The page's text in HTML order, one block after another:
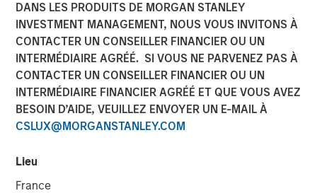
DANS LES PRODUITS DE MORGAN STANLEY
INVESTMENT MANAGEMENT, NOUS VOUS INVITONS À
CONTACTER UN CONSEILLER FINANCIER OU UN
INTERMÉDIAIRE AGRÉÉ. SI VOUS NE PARVENEZ PAS À
CONTACTER UN CONSEILLER FINANCIER OU UN
INTERMÉDIAIRE FINANCIER AGRÉÉ ET QUE VOUS AVEZ
BESOIN D’AIDE, VEUILLEZ ENVOYER UN E-MAIL À
CSLUX@MORGANSTANLEY.COM
Lieu
France
18 DÉCEMBRE 2024
NEW YORK — December 18, 2024
Morgan Stanley Investment Management, through
Estate Investing (MSREI), announced today it has
partnered with Brightview Senior Living (Brightview) to